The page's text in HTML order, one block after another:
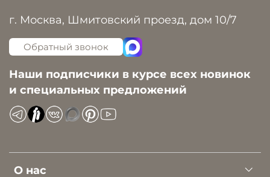
О нас
г. Москва, Шмитовский проезд, дом 10/7
Обратный звонок
Наши подписчики в курсе всех новинок
и специальных предложений